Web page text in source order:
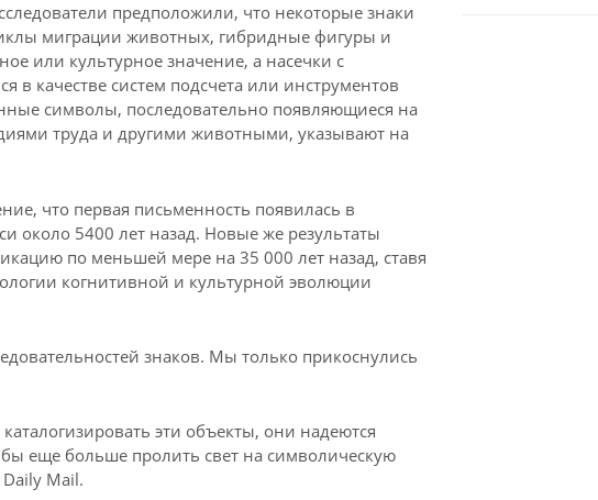
предположили, что некоторые знаки
миграции животных, гибридные фигуры и
или культурное значение, а насечки с
в качестве систем подсчета или инструментов
символы, последовательно появляющиеся на
труда и другими животными, указывают на
что первая письменность появилась в
около 5400 лет назад. Новые же результаты
по меньшей мере на 35 000 лет назад, ставя
когнитивной и культурной эволюции
знаков. Мы только прикоснулись
эти объекты, они надеются
еще больше пролить свет на символическую
Mail.